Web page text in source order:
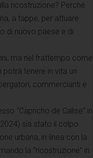
ricostruzione? Perché
a tappe, per attuare
di nuovo paese e di
ma nel frattempo come
tenere in vita un
commercianti e
“Capricho de Calise” in
sia stato il colpo
urbana, in linea con la
la “ricostruzione” in